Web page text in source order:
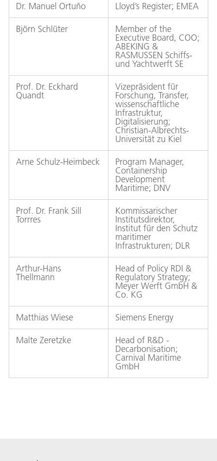
Dr. Manuel Ortuño Lloyd’s Register; EMEA
Björn Schlüter Member of the
Executive Board, COO;
ABEKING &
RASMUSSEN Schiffs-
und Yachtwerft SE
Prof. Dr. Eckhard
Quandt
Vizepräsident für
Forschung, Transfer,
wissenschaftliche
Infrastruktur,
Digitalisierung;
Christian-Albrechts-
Universität zu Kiel
Arne Schulz-Heimbeck Program Manager,
Containership
Development
Maritime; DNV
Prof. Dr. Frank Sill
Torrres
Kommissarischer
Institutsdirektor,
Institut für den Schutz
maritimer
Infrastrukturen; DLR
Arthur-Hans
Thellmann
Head of Policy RDI &
Regulatory Strategy;
Meyer Werft GmbH &
Co. KG
Matthias Wiese Siemens Energy
Malte Zeretzke Head of R&D -
Decarbonisation;
Carnival Maritime
GmbH